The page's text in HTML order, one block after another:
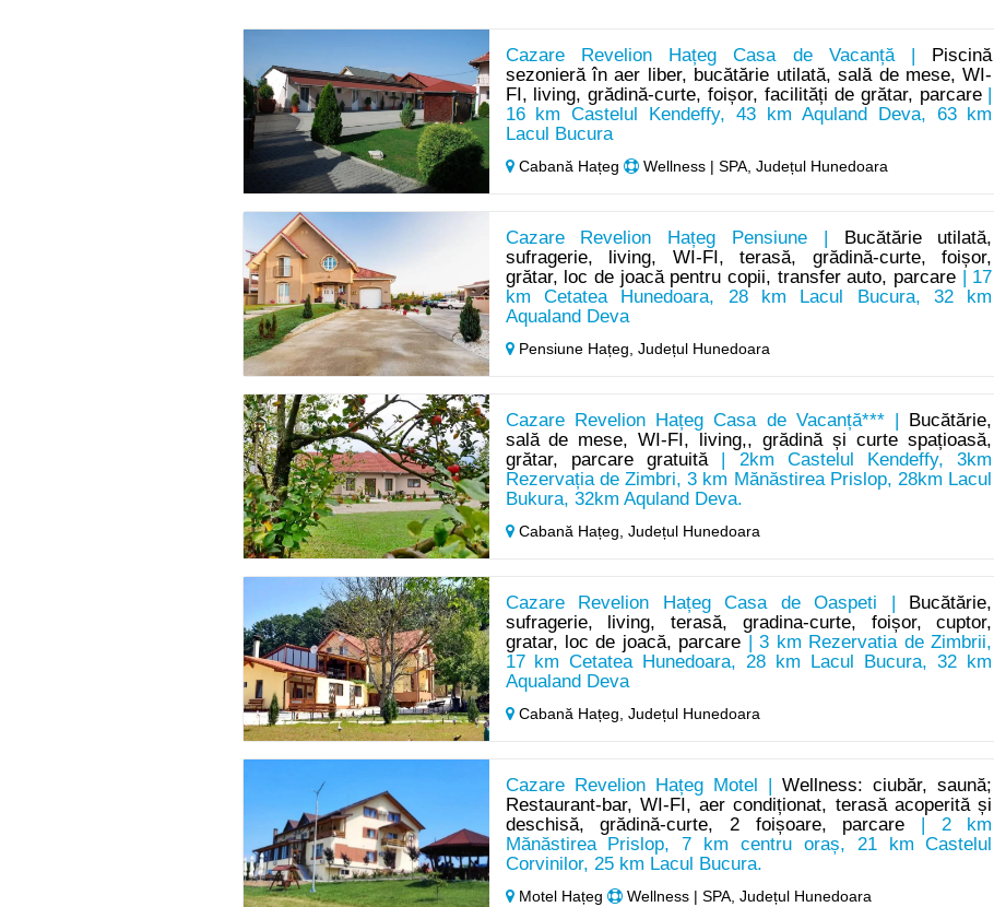
Cazare Revelion Hațeg Casa de Vacanță |
Piscină
sezonieră în aer liber, bucătărie utilată, sală de mese, WI-
FI, living, grădină-curte, foișor, facilități de grătar, parcare|
16 km Castelul Kendeffy, 43 km Aquland Deva, 63 km
Lacul Bucura
Cabană Hațeg Wellness | SPA, Județul Hunedoara
Cazare Revelion Hațeg Pensiune |
Bucătărie utilată,
sufragerie, living, WI-FI, terasă, grădină-curte, foișor,
grătar, loc de joacă pentru copii, transfer auto, parcare | 17
km Cetatea Hunedoara, 28 km Lacul Bucura, 32 km
Aqualand Deva
Pensiune Hațeg, Județul Hunedoara
Cazare Revelion Hațeg Casa de Vacanță*** |
Bucătărie,
sală de mese, WI-FI, living,, grădină și curte spațioasă,
grătar, parcare gratuită| 2km Castelul Kendeffy, 3km
Rezervația de Zimbri, 3 km Mănăstirea Prislop, 28km Lacul
Bukura, 32km Aquland Deva.
Cabană Hațeg, Județul Hunedoara
Cazare Revelion Hațeg Casa de Oaspeti |
Bucătărie,
sufragerie, living, terasă, gradina-curte, foișor, cuptor,
gratar, loc de joacă, parcare | 3 km Rezervatia de Zimbrii,
17 km Cetatea Hunedoara, 28 km Lacul Bucura, 32 km
Aqualand Deva
Cabană Hațeg, Județul Hunedoara
Cazare Revelion Hațeg Motel |Wellness: ciubăr, saună;
Restaurant-bar, WI-FI, aer condiționat, terasă acoperită și
deschisă, grădină-curte, 2 foișoare, parcare | 2 km
Mănăstirea Prislop, 7 km centru oraș, 21 km Castelul
Corvinilor, 25 km Lacul Bucura.
Motel Hațeg Wellness | SPA, Județul Hunedoara